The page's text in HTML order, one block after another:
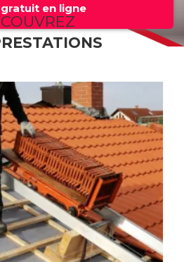
gratuit en ligne